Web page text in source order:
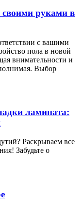
своими руками в
с вашими
пола в новой
внимательности и
Выбор
ламината:
Раскрываем все
Забудьте о